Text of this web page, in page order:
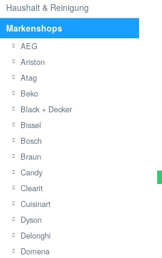
Haushalt & Reinigung
Markenshops
AEG
Ariston
Atag
Beko
Black + Decker
Bissel
Bosch
Braun
Candy
Clearit
Cuisinart
Dyson
Delonghi
Domena